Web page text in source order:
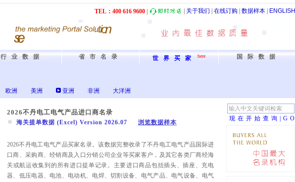
关于我们 在线订购 数据样本 ENGLISH
TEL：400 616 9600
行业数据 省市名录 世界买家 here 国际数据
欧洲 美洲 亚洲 非洲 大洋洲
2026不丹电工电气产品进口商名录
海关提单数据 (Excel) Version 2026.07 浏览数据样本
2026不丹电工电气产品买家名录。该数据完整收录了不丹电工电气产品国际进
口商、采购商、经销商及入口分销公司企业等买家客户，及其它各类厂商经海
关或航运收集到的所有进口提单记录。主要进口商品包括插头、插座、充电
器、低压电器、电池、电动机、电焊、切割设备、电气产品、电气设备、电气
现在开始查询|G O